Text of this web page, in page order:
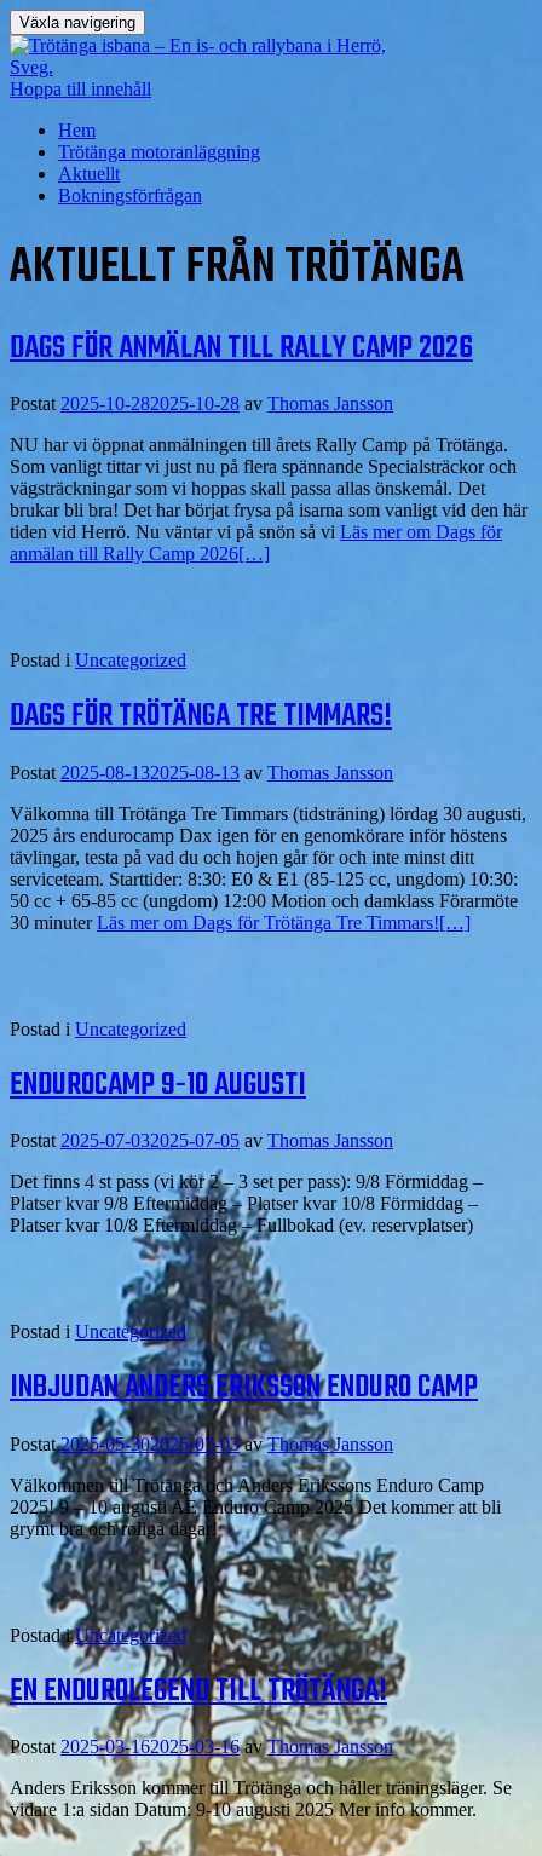
Växla navigering
Hoppa till innehåll
Hem
Trötänga motoranläggning
Aktuellt
Bokningsförfrågan
AKTUELLT FRÅN TRÖTÄNGA
DAGS FÖR ANMÄLAN TILL RALLY CAMP 2026
Postat 2025-10-282025-10-28 av Thomas Jansson
NU har vi öppnat anmälningen till årets Rally Camp på Trötänga.
Som vanligt tittar vi just nu på flera spännande Specialsträckor och
vägsträckningar som vi hoppas skall passa allas önskemål. Det
brukar bli bra! Det har börjat frysa på isarna som vanligt vid den här
tiden vid Herrö. Nu väntar vi på snön så vi Läs mer om Dags för
anmälan till Rally Camp 2026[…]
Postad i Uncategorized
DAGS FÖR TRÖTÄNGA TRE TIMMARS!
Postat 2025-08-132025-08-13 av Thomas Jansson
Välkomna till Trötänga Tre Timmars (tidsträning) lördag 30 augusti,
2025 års endurocamp Dax igen för en genomkörare inför höstens
tävlingar, testa på vad du och hojen går för och inte minst ditt
serviceteam. Starttider: 8:30: E0 & E1 (85-125 cc, ungdom) 10:30:
50 cc + 65-85 cc (ungdom) 12:00 Motion och damklass Förarmöte
30 minuterLäs mer om Dags för Trötänga Tre Timmars![…]
Postad i Uncategorized
ENDUROCAMP 9-10 AUGUSTI
Postat 2025-07-032025-07-05 av Thomas Jansson
Det finns 4 st pass (vi kör 2 – 3 set per pass): 9/8 Förmiddag –
Platser kvar 9/8 Eftermiddag – Platser kvar 10/8 Förmiddag –
Platser kvar 10/8 Eftermiddag – Fullbokad (ev. reservplatser)
Postad i Uncategorized
INBJUDAN ANDERS ERIKSSON ENDURO CAMP
Postat2025-05-302025-07-03avThomas Jansson
Välkommen till Trötänga och Anders Erikssons Enduro Camp
2025! 9 – 10 augusti AE Enduro Camp 2025 Det kommer att bli
grymt bra och roliga dagar!
Postad iUncategorized
EN ENDUROLEGEND TILL TRÖTÄNGA!
Postat 2025-03-162025-03-16avThomas Jansson
Anders Eriksson kommer till Trötänga och håller träningsläger. Se
vidare 1:a sidan Datum: 9-10 augusti 2025 Mer info kommer.